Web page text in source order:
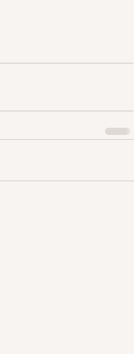
Jalisco